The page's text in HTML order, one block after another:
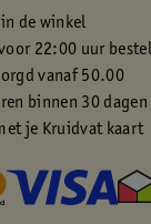
de winkel
22:00 uur
vanaf 50.00
binnen 30 dagen
je Kruidvat kaart